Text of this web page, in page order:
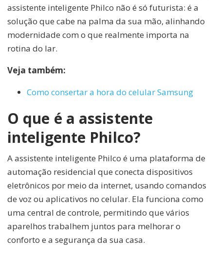
assistente inteligente Philco não é só futurista: é a
solução que cabe na palma da sua mão, alinhando
modernidade com o que realmente importa na
rotina do lar.
Veja também:
Como consertar a hora do celular Samsung
O que é a assistente
inteligente Philco?
A assistente inteligente Philco é uma plataforma de
automação residencial que conecta dispositivos
eletrônicos por meio da internet, usando comandos
de voz ou aplicativos no celular. Ela funciona como
uma central de controle, permitindo que vários
aparelhos trabalhem juntos para melhorar o
conforto e a segurança da sua casa.